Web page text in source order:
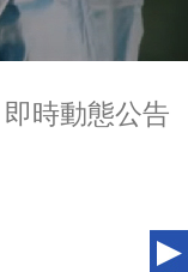
即時動態公告